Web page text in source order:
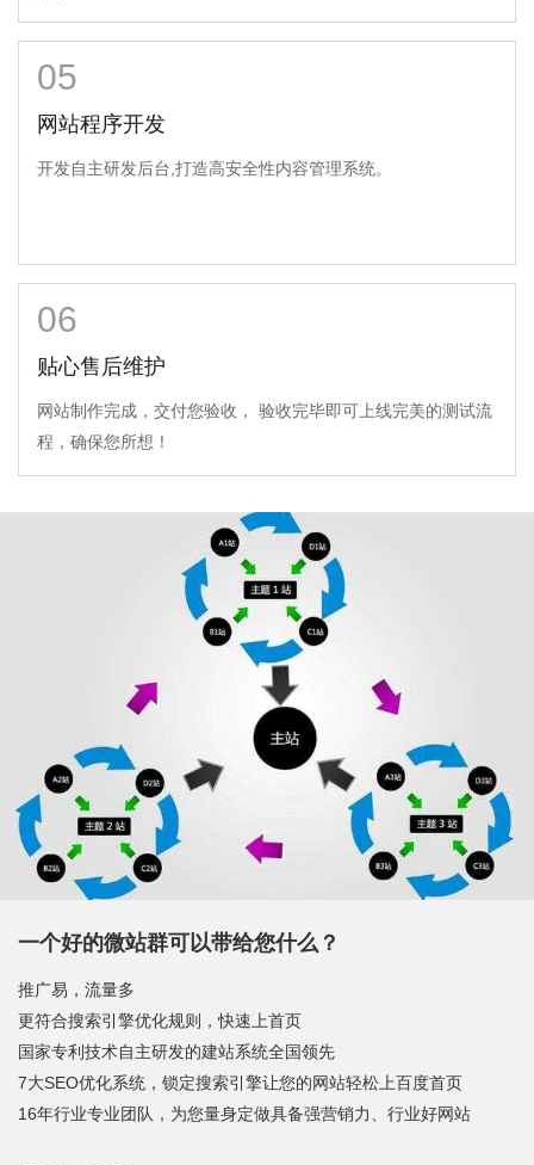
05
网站程序开发
开发自主研发后台,打造高安全性内容管理系统。
06
贴心售后维护
网站制作完成，交付您验收，
验收完毕即可上线完美的测试流
程，确保您所想！
一个好的微站群可以带给您什么？
推广易，流量多
更符合搜索引擎优化规则，快速上首页
国家专利技术自主研发的建站系统全国领先
7大SEO优化系统，锁定搜索引擎让您的网站轻松上百度首页
16年行业专业团队，为您量身定做具备强营销力、行业好网站